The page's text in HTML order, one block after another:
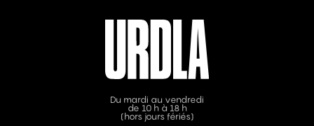
Du mardi au vendredi
de 10 h à 18 h
(hors jours fériés)